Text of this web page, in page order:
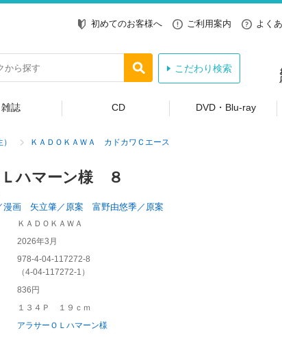
初めてのお客様へ ご利用案内 よく
こだわり検索
雑誌 CD DVD・Blu-ray
ＫＡＤＯＫＡＷＡ カドカワＣエース
ハマーン様 ８
漫画 矢立肇／原案 富野由悠季／原案
ＫＡＤＯＫＡＷＡ
2026年3月
978-4-04-117272-8
（4-04-117272-1 ）
836円
１３４Ｐ １９ｃｍ
アラサーＯＬハマーン様